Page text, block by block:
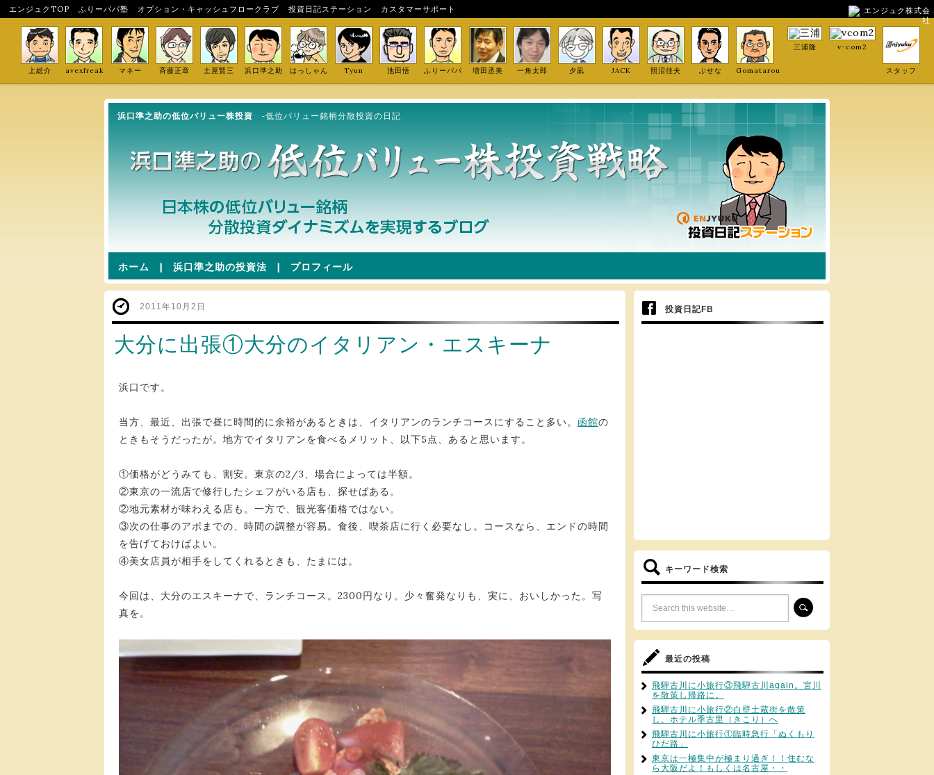
エンジュクTOP ふりーパパ塾 オプション・キャッシュフロークラブ 投資日記ステーション カスタマーサポート
エンジュク株式会
社
上総介 avexfreak マネー 斉藤正章 土屋賢三 浜口準之助 はっしゃん Tyun 池田悟 ふりーパパ 増田丞美 一角太郎 夕凪 JACK 照沼佳夫 ぶせな Gomatarou
三浦隆 v-com2
スタッフ
浜口準之助の低位バリュー株投資 -低位バリュー銘柄分散投資の日記
ホーム | 浜口準之助の投資法 | プロフィール
2011年10月2日
大分に出張①大分のイタリアン・エスキーナ
浜口です。
当方、最近、出張で昼に時間的に余裕があるときは、イタリアンのランチコースにすること多い。 函館の
ときもそうだったが。地方でイタリアンを食べるメリット、以下5点、あると思います。
①価格がどうみても、割安。東京の2/3、場合によっては半額。
②東京の一流店で修行したシェフがいる店も、探せばある。
②地元素材が味わえる店も。一方で、観光客価格ではない。
③次の仕事のアポまでの、時間の調整が容易。食後、喫茶店に行く必要なし。コースなら、エンドの時間
を告げておけばよい。
④美女店員が相手をしてくれるときも、たまには。
今回は、大分のエスキーナで、ランチコース。2300円なり。少々奮発なりも、実に、おいしかった。写
真を。
投資日記FB
キーワード検索
最近の投稿
飛騨古川に小旅行③飛騨古川again。宮川
を散策し帰路に。
飛騨古川に小旅行②白壁土蔵街を散策
し、ホテル季古里（きこり）へ
飛騨古川に小旅行①臨時急行「ぬくもり
ひだ路」
東京は一極集中が極まり過ぎ！！住むな
ら大阪だよ！もしくは名古屋・・